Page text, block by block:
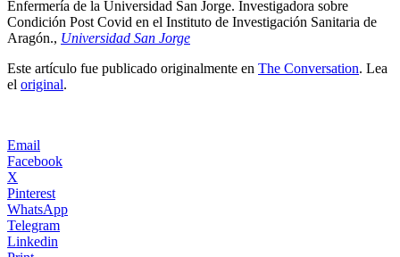
Enfermería de la Universidad San Jorge. Investigadora sobre
Condición Post Covid en el Instituto de Investigación Sanitaria de
Aragón., Universidad San Jorge
Este artículo fue publicado originalmente en The Conversation. Lea
el original.
Email
Facebook
X
Pinterest
WhatsApp
Telegram
Linkedin